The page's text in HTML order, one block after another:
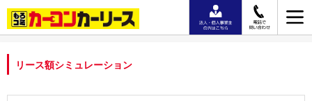
リース額シミュレーション